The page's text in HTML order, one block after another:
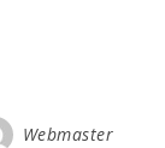
Webmaster